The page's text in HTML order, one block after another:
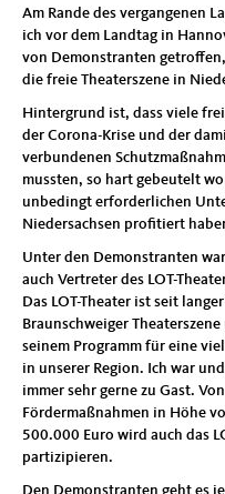
Am Rande des vergangenen
ich vor dem Landtag in
von Demonstranten
die freie Theaterszene in
Hintergrund ist, dass viele
der Corona-Krise und der
verbundenen
mussten, so hart gebeutelt
unbedingt erforderlichen
Niedersachsen profitiert
Unter den Demonstranten
auch Vertreter des LOT-
Das LOT-Theater ist seit
Braunschweiger
seinem Programm für eine
in unserer Region. Ich war
immer sehr gerne zu Gast.
Fördermaßnahmen in Höhe
500.000 Euro wird auch das
partizipieren.
Den Demonstranten geht es